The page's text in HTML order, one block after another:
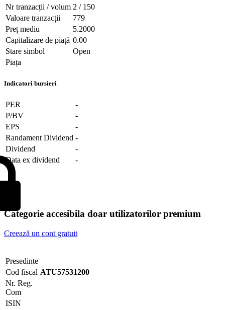
Nr tranzacții / volum 2 / 150
Valoare tranzacții
779
Preț mediu
5.2000
Capitalizare de piață 0.00
Stare simbol
Open
Piața
Indicatori bursieri
PER
-
P/BV
-
EPS
-
Randament Dividend -
Dividend
-
Data ex dividend
-
Categorie accesibila doar utilizatorilor premium
Creează un cont gratuit
Presedinte
Cod fiscal ATU57531200
Nr. Reg.
Com
ISIN